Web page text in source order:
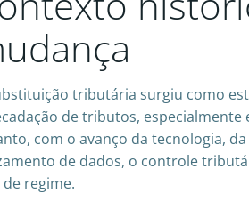
tributária surgiu como
de tributos, especialmente
com o avanço da tecnologia,
de dados, o controle
regime.